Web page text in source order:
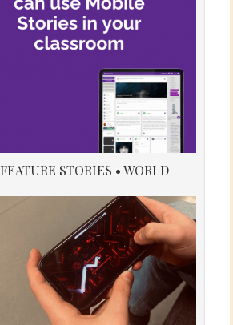
FEATURE STORIES • WORLD